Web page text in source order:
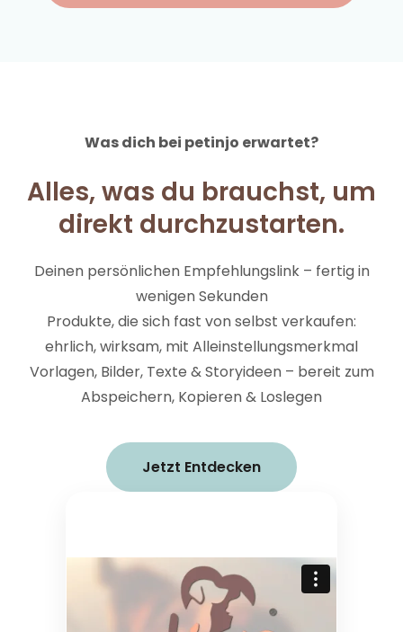
Was dich bei petinjo erwartet?
Alles, was du brauchst, um
direkt durchzustarten.
Deinen persönlichen Empfehlungslink – fertig in
wenigen Sekunden
Produkte, die sich fast von selbst verkaufen:
ehrlich, wirksam, mit Alleinstellungsmerkmal
Vorlagen, Bilder, Texte & Storyideen – bereit zum
Abspeichern, Kopieren & Loslegen
Jetzt Entdecken